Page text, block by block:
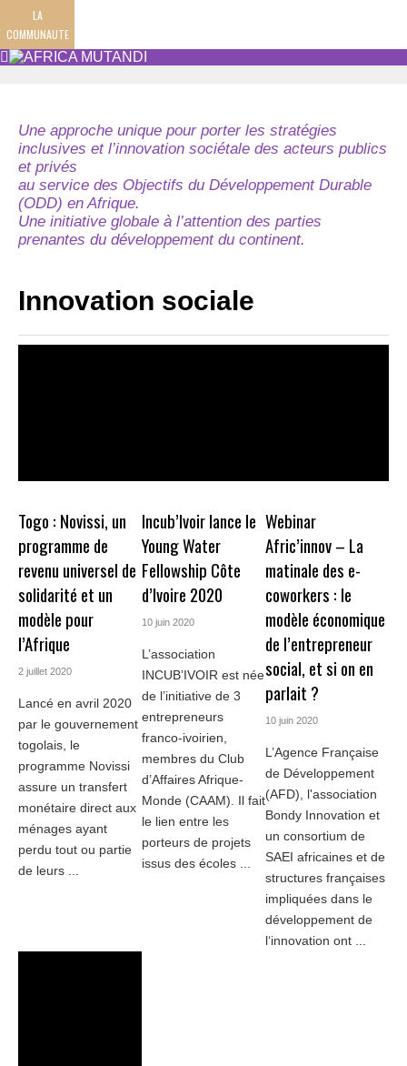
LA
COMMUNAUTE
Une approche unique pour porter les stratégies
inclusives et l’innovation sociétale des acteurs publics
et privés
au service des Objectifs du Développement Durable
(ODD) en Afrique.
Une initiative globale à l’attention des parties
prenantes du développement du continent.
Innovation sociale
Togo : Novissi, un
programme de
revenu universel de
solidarité et un
modèle pour
l’Afrique
2 juillet 2020
Lancé en avril 2020
par le gouvernement
togolais, le
programme Novissi
assure un transfert
monétaire direct aux
ménages ayant
perdu tout ou partie
de leurs ...
Incub’Ivoir lance le
Young Water
Fellowship Côte
d’Ivoire 2020
10 juin 2020
L’association
INCUB’IVOIR est née
de l’initiative de 3
entrepreneurs
franco-ivoirien,
membres du Club
d’Affaires Afrique-
Monde (CAAM). Il fait
le lien entre les
porteurs de projets
issus des écoles ...
Webinar
Afric’innov – La
matinale des e-
coworkers : le
modèle économique
de l’entrepreneur
social, et si on en
parlait ?
10 juin 2020
L’Agence Française
de Développement
(AFD), l'association
Bondy Innovation et
un consortium de
SAEI africaines et de
structures françaises
impliquées dans le
développement de
l‘innovation ont ...